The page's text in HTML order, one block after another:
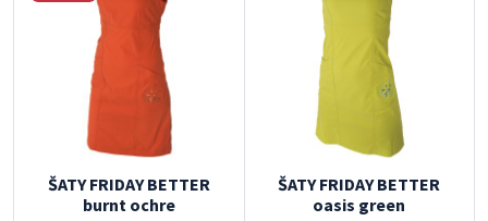
ŠATY FRIDAY BETTER
burnt ochre
ŠATY FRIDAY BETTER
oasis green